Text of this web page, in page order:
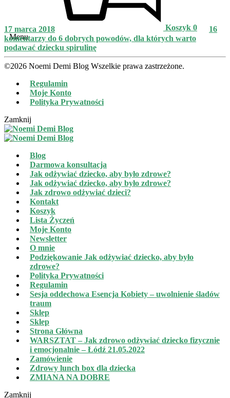
Koszyk 0
Menu
17 marca 2018
16
komentarzy do 6 dobrych powodów, dla których warto
podawać dziecku spirulinę
©2026 Noemi Demi Blog Wszelkie prawa zastrzeżone.
Regulamin
Moje Konto
Polityka Prywatności
Zamknij
Blog
Darmowa konsultacja
Jak odżywiać dziecko, aby było zdrowe?
Jak odżywiać dziecko, aby było zdrowe?
Jak zdrowo odżywiać dzieci?
Kontakt
Koszyk
Lista Życzeń
Moje Konto
Newsletter
O mnie
Podziękowanie Jak odżywiać dziecko, aby było
zdrowe?
Polityka Prywatności
Regulamin
Sesja oddechowa Esencja Kobiety – uwolnienie śladów
traum
Sklep
Sklep
Strona Główna
WARSZTAT – Jak zdrowo odżywiać dziecko fizycznie
i emocjonalnie – Łódź 21.05.2022
Zamówienie
Zdrowy lunch box dla dziecka
ZMIANA NA DOBRE
Zamknij